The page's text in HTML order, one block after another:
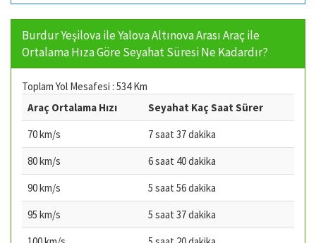
Burdur Yeşilova ile Yalova Altınova Arası Araç ile
Ortalama Hıza Göre Seyahat Süresi Ne Kadardır?
Toplam Yol Mesafesi : 534 Km
Araç Ortalama Hızı
Seyahat Kaç Saat Sürer
70 km/s
7 saat 37 dakika
80 km/s
6 saat 40 dakika
90 km/s
5 saat 56 dakika
95 km/s
5 saat 37 dakika